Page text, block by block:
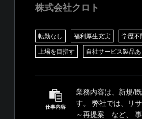
株式会社クロト
転勤なし 福利厚生充実 学歴不
上場を目指す 自社サービス製品あ
仕事内容
業務内容は、新規/
す。 弊社では、リ
～再提案 など、 事